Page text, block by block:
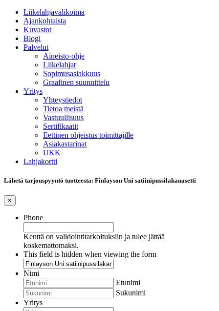
Liikelahjavalikoima
Ajankohtaista
Kuvastot
Blogi
Palvelut
Aineisto-ohje
Liikelahjat
Sopimusasiakkuus
Graafinen suunnittelu
Yritys
Yhteystiedot
Tietoa meistä
Vastuullisuus
Sertifikaatit
Eettinen ohjeistus toimittajille
Asiakastarinat
UKK
Lahjakortti
Lähetä tarjouspyyntö tuotteesta: Finlayson Uni satiinipussilakanasetti
×
Phone
Kenttä on validointitarkoituksiin ja tulee jättää
koskemattomaksi.
This field is hidden when viewing the form
Nimi
Etunimi
Sukunimi
Yritys